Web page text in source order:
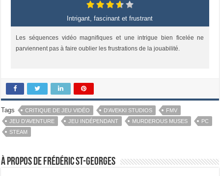
Intrigant, fascinant et frustrant
Les séquences vidéo magnifiques et une intrigue bien ficelée ne
parviennent pas à faire oublier les frustrations de la jouabilité.
Tags CRITIQUE DE JEU VIDÉO D'AVEKKI STUDIOS
FMV
JEU D'AVENTURE
JEU INDÉPENDANT MURDEROUS MUSES
PC
STEAM
À propos de Frédéric St-Georges